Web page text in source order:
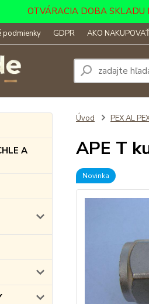
OTVÁRACIA DOBA SKLADU
podmienky GDPR AKO
A
Úvod PEX AL
APE T
Novinka